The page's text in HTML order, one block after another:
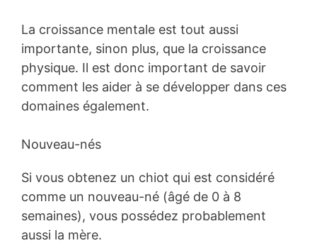
La croissance mentale est tout aussi
importante, sinon plus, que la croissance
physique. Il est donc important de savoir
comment les aider à se développer dans ces
domaines également.
Nouveau-nés
Si vous obtenez un chiot qui est considéré
comme un nouveau-né (âgé de 0 à 8
semaines), vous possédez probablement
aussi la mère.